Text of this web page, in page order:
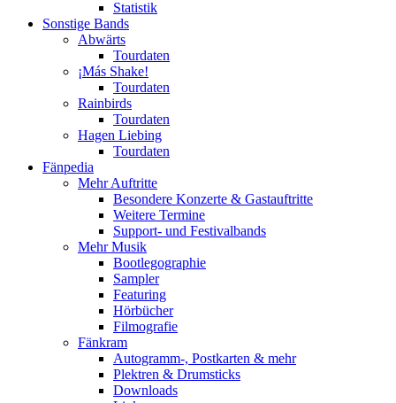
Statistik
Sonstige Bands
Abwärts
Tourdaten
¡Más Shake!
Tourdaten
Rainbirds
Tourdaten
Hagen Liebing
Tourdaten
Fänpedia
Mehr Auftritte
Besondere Konzerte & Gastauftritte
Weitere Termine
Support- und Festivalbands
Mehr Musik
Bootlegographie
Sampler
Featuring
Hörbücher
Filmografie
Fänkram
Autogramm-, Postkarten & mehr
Plektren & Drumsticks
Downloads